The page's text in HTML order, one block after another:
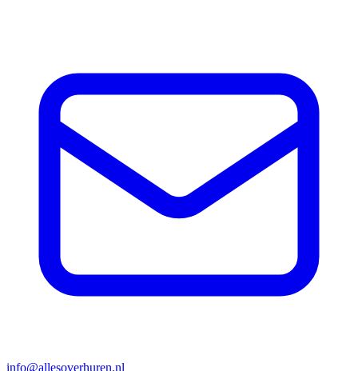
info@allesoverhuren.nl